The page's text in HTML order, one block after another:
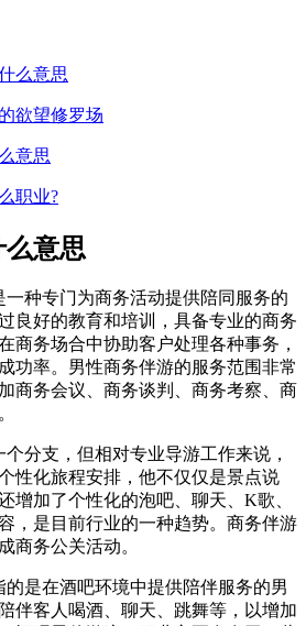
么意思
欲望修罗场
意思
职业?
么意思
一种专门为商务活动提供陪同服务的
良好的教育和培训，具备专业的商务
商务场合中协助客户处理各种事务，
功率。男性商务伴游的服务范围非常
商务会议、商务谈判、商务考察、商
分支，但相对专业导游工作来说，
性化旅程安排，他不仅仅是景点说
增加了个性化的泡吧、聊天、K歌、
，是目前行业的一种趋势。商务伴游
商务公关活动。
是在酒吧环境中提供陪伴服务的男
伴客人喝酒、聊天、跳舞等，以增加